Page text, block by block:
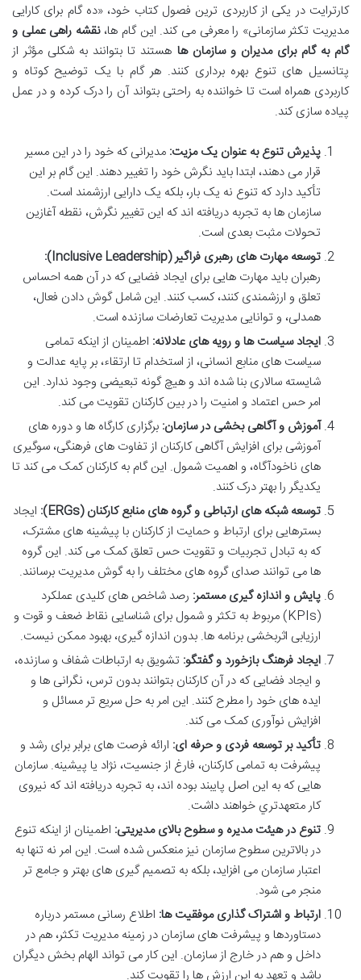
کارترایت در یکی از کاربردی ترین فصول کتاب خود، «ده گام برای کارایی
مدیریت تکثر سازمانی» را معرفی می کند. این گام ها،نقشه راهی عملی و
گام به گام برای مدیران و سازمان ها هستند تا بتوانند به شکلی مؤثر از
پتانسیل های تنوع بهره برداری کنند. هر گام با یک توضیح کوتاه و
کاربردی همراه است تا خواننده به راحتی بتواند آن را درک کرده و در عمل
پیاده سازی کند.
پذیرش تنوع به عنوان یک مزیت: مدیرانی که خود را در این مسیر
قرار می دهند، ابتدا باید نگرش خود را تغییر دهند. این گام بر این
تأکید دارد که تنوع نه یک بار، بلکه یک دارایی ارزشمند است.
سازمان ها به تجربه دریافته اند که این تغییر نگرش، نقطه آغازین
تحولات مثبت بعدی است.
توسعه مهارت های رهبری فراگیر (Inclusive Leadership):
رهبران باید مهارت هایی برای ایجاد فضایی که در آن همه احساس
تعلق و ارزشمندی کنند، کسب کنند. این شامل گوش دادن فعال،
همدلی، و توانایی مدیریت تعارضات سازنده است.
ایجاد سیاست ها و رویه های عادلانه: اطمینان از اینکه تمامی
سیاست های منابع انسانی، از استخدام تا ارتقاء، بر پایه عدالت و
شایسته سالاری بنا شده اند و هیچ گونه تبعیضی وجود ندارد. این
امر حس اعتماد و امنیت را در بین کارکنان تقویت می کند.
آموزش و آگاهی بخشی در سازمان: برگزاری کارگاه ها و دوره های
آموزشی برای افزایش آگاهی کارکنان از تفاوت های فرهنگی، سوگیری
های ناخودآگاه، و اهمیت شمول. این گام به کارکنان کمک می کند تا
یکدیگر را بهتر درک کنند.
توسعه شبکه های ارتباطی و گروه های منابع کارکنان (ERGs):
ایجاد
بسترهایی برای ارتباط و حمایت از کارکنان با پیشینه های مشترک،
که به تبادل تجربیات و تقویت حس تعلق کمک می کند. این گروه
ها می توانند صدای گروه های مختلف را به گوش مدیریت برسانند.
پایش و اندازه گیری مستمر: رصد شاخص های کلیدی عملکرد
(KPIs) مربوط به تکثر و شمول برای شناسایی نقاط ضعف و قوت و
ارزیابی اثربخشی برنامه ها. بدون اندازه گیری، بهبود ممکن نیست.
ایجاد فرهنگ بازخورد و گفتگو: تشویق به ارتباطات شفاف و سازنده،
و ایجاد فضایی که در آن کارکنان بتوانند بدون ترس، نگرانی ها و
ایده های خود را مطرح کنند. این امر به حل سریع تر مسائل و
افزایش نوآوری کمک می کند.
تأکید بر توسعه فردی و حرفه ای: ارائه فرصت های برابر برای رشد و
پیشرفت به تمامی کارکنان، فارغ از جنسیت، نژاد یا پیشینه. سازمان
هایی که به این اصل پایبند بوده اند، به تجربه دریافته اند که نیروی
کار متعهدتري خواهند داشت.
تنوع در هیئت مدیره و سطوح بالای مدیریتی: اطمینان از اینکه تنوع
در بالاترین سطوح سازمان نیز منعکس شده است. این امر نه تنها به
اعتبار سازمان می افزاید، بلکه به تصمیم گیری های بهتر و جامع تر
منجر می شود.
ارتباط و اشتراک گذاری موفقیت ها: اطلاع رسانی مستمر درباره
دستاوردها و پیشرفت های سازمان در زمینه مدیریت تکثر، هم در
داخل و هم در خارج از سازمان. این کار می تواند الهام بخش دیگران
باشد و تعهد به این ارزش ها را تقویت کند.